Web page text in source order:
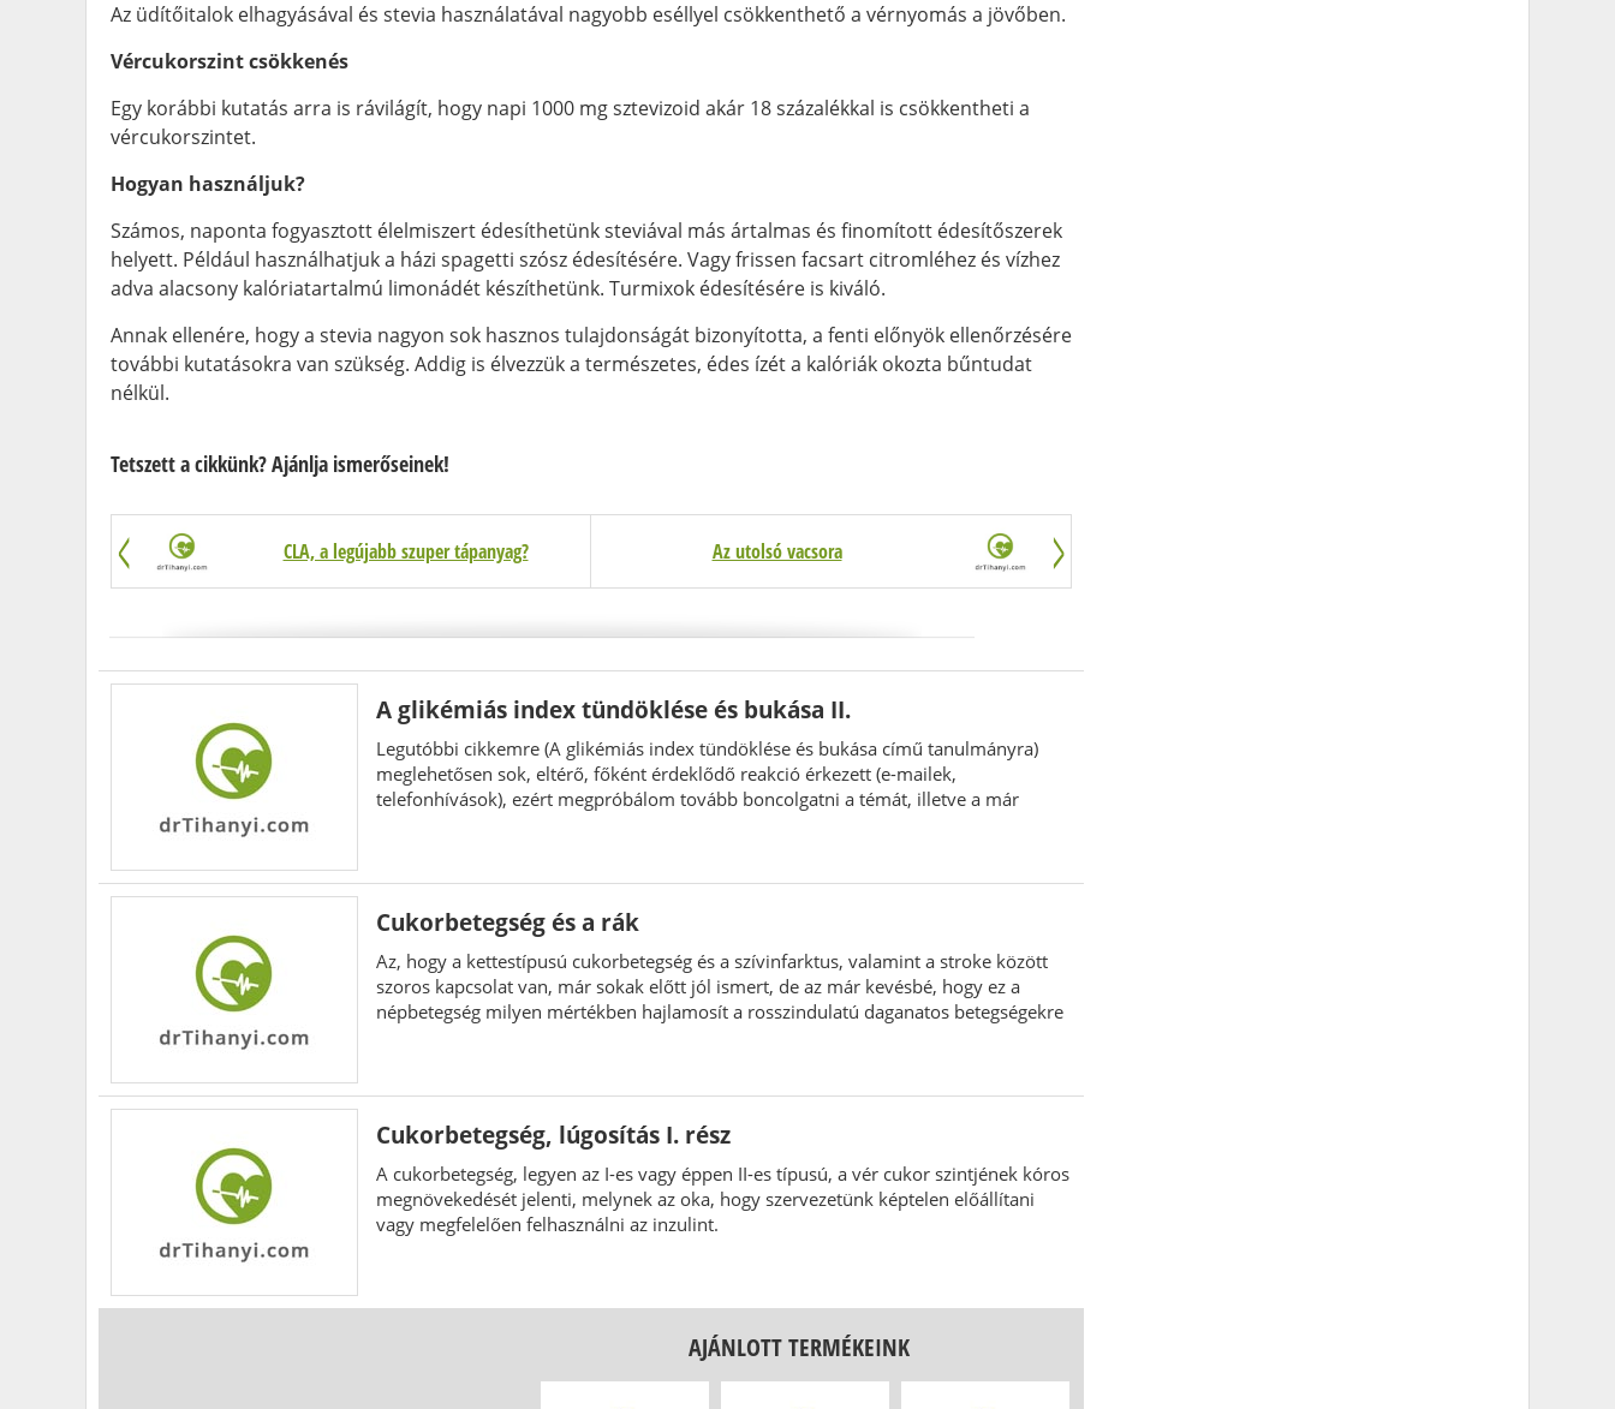
Az üdítőitalok elhagyásával és stevia használatával nagyobb eséllyel csökkenthető a vérnyomás a jövőben.
Vércukorszint csökkenés
Egy korábbi kutatás arra is rávilágít, hogy napi 1000 mg sztevizoid akár 18 százalékkal is csökkentheti a
vércukorszintet.
Hogyan használjuk?
Számos, naponta fogyasztott élelmiszert édesíthetünk steviával más ártalmas és finomított édesítőszerek
helyett. Például használhatjuk a házi spagetti szósz édesítésére. Vagy frissen facsart citromléhez és vízhez
adva alacsony kalóriatartalmú limonádét készíthetünk. Turmixok édesítésére is kiváló.
Annak ellenére, hogy a stevia nagyon sok hasznos tulajdonságát bizonyította, a fenti előnyök ellenőrzésére
további kutatásokra van szükség. Addig is élvezzük a természetes, édes ízét a kalóriák okozta bűntudat
nélkül.
Tetszett a cikkünk? Ajánlja ismerőseinek!
CLA, a legújabb szuper tápanyag? Az utolsó vacsora
A glikémiás index tündöklése és bukása II.
Legutóbbi cikkemre (A glikémiás index tündöklése és bukása című tanulmányra)
meglehetősen sok, eltérő, főként érdeklődő reakció érkezett (e-mailek,
telefonhívások), ezért megpróbálom tovább boncolgatni a témát, illetve a már
Cukorbetegség és a rák
Az, hogy a kettestípusú cukorbetegség és a szívinfarktus, valamint a stroke között
szoros kapcsolat van, már sokak előtt jól ismert, de az már kevésbé, hogy ez a
népbetegség milyen mértékben hajlamosít a rosszindulatú daganatos betegségekre
Cukorbetegség, lúgosítás I. rész
A cukorbetegség, legyen az I-es vagy éppen II-es típusú, a vér cukor szintjének kóros
megnövekedését jelenti, melynek az oka, hogy szervezetünk képtelen előállítani
vagy megfelelően felhasználni az inzulint.
AJÁNLOTT TERMÉKEINK